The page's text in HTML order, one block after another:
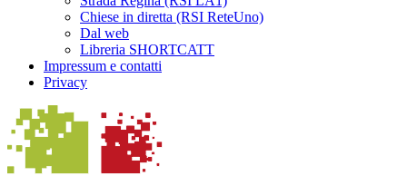
Chiese in diretta (RSI ReteUno)
Dal web
Libreria SHORTCATT
Impressum e contatti
Privacy